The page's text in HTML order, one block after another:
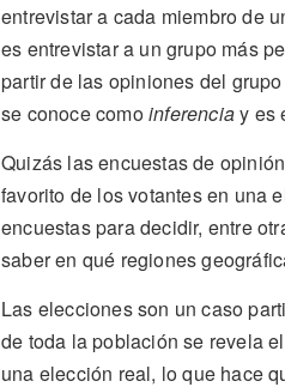
entrevistar a cada miembro de
es entrevistar a un grupo más
partir de las opiniones del
se conoce comoinferenciay es
Quizás las encuestas de
favorito de los votantes en una
encuestas para decidir, entre
saber en qué regiones
Las elecciones son un caso
de toda la población se revela
una elección real, lo que hace